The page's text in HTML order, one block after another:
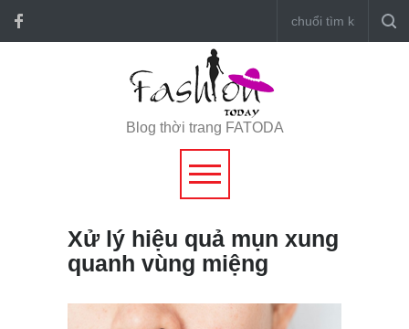
Blog thời trang FATODA
Xử lý hiệu quả mụn xung
quanh vùng miệng